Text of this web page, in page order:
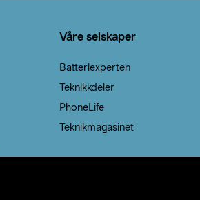
Våre selskaper
Batteriexperten
Teknikkdeler
PhoneLife
Teknikmagasinet